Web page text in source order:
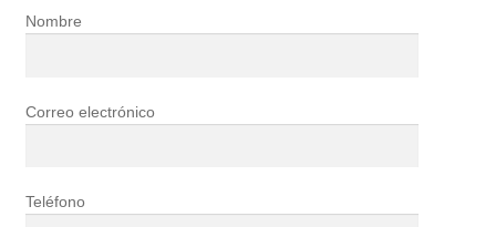
Nombre
Correo electrónico
Teléfono